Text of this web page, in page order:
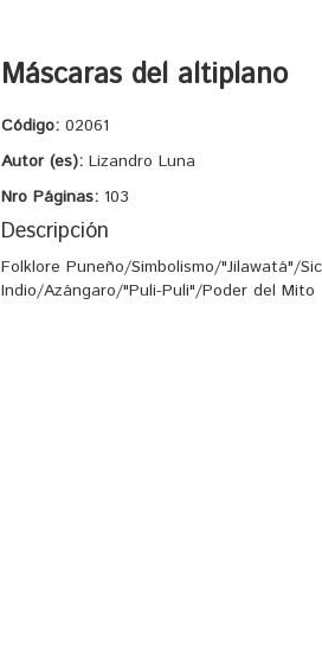
Máscaras del altiplano
Código: 02061
Autor (es): Lizandro Luna
Nro Páginas: 103
Descripción
Folklore Puneño/Simbolismo/"Jilawatá"/
Indio/Azángaro/"Puli-Puli"/Poder del Mito